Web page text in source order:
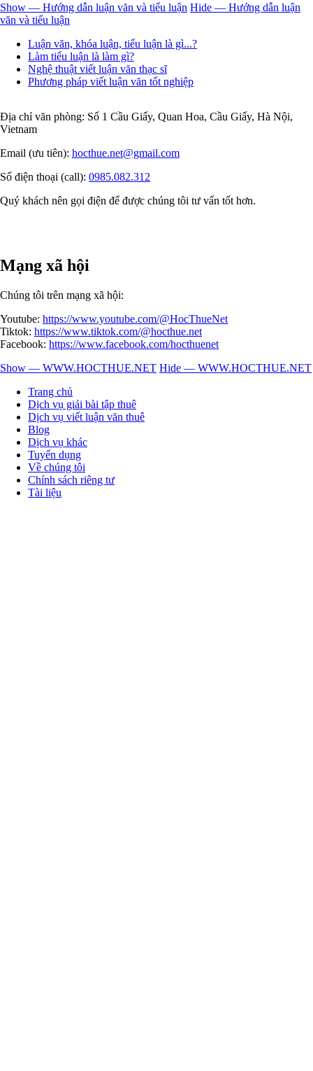
Show — Hướng dẫn luận văn và tiểu luận Hide — Hướng dẫn luận
văn và tiểu luận
Luận văn, khóa luận, tiểu luận là gì...?
Làm tiểu luận là làm gì?
Nghệ thuật viết luận văn thạc sĩ
Phương pháp viết luận văn tốt nghiệp
Địa chỉ văn phòng: Số 1 Cầu Giấy, Quan Hoa, Cầu Giấy, Hà Nội,
Vietnam
Email (ưu tiên): hocthue.net@gmail.com
Số điện thoại (call): 0985.082.312
Quý khách nên gọi điện để được chúng tôi tư vấn tốt hơn.
Mạng xã hội
Chúng tôi trên mạng xã hội:
Youtube: https://www.youtube.com/@HocThueNet
Tiktok: https://www.tiktok.com/@hocthue.net
Facebook: https://www.facebook.com/hocthuenet
WWW.HOCTHUE.NET
Show — WWW.HOCTHUE.NET Hide — WWW.HOCTHUE.NET
Trang chủ
Dịch vụ giải bài tập thuê
Dịch vụ viết luận văn thuê
Blog
Dịch vụ khác
Tuyển dụng
Về chúng tôi
Chính sách riêng tư
Tài liệu